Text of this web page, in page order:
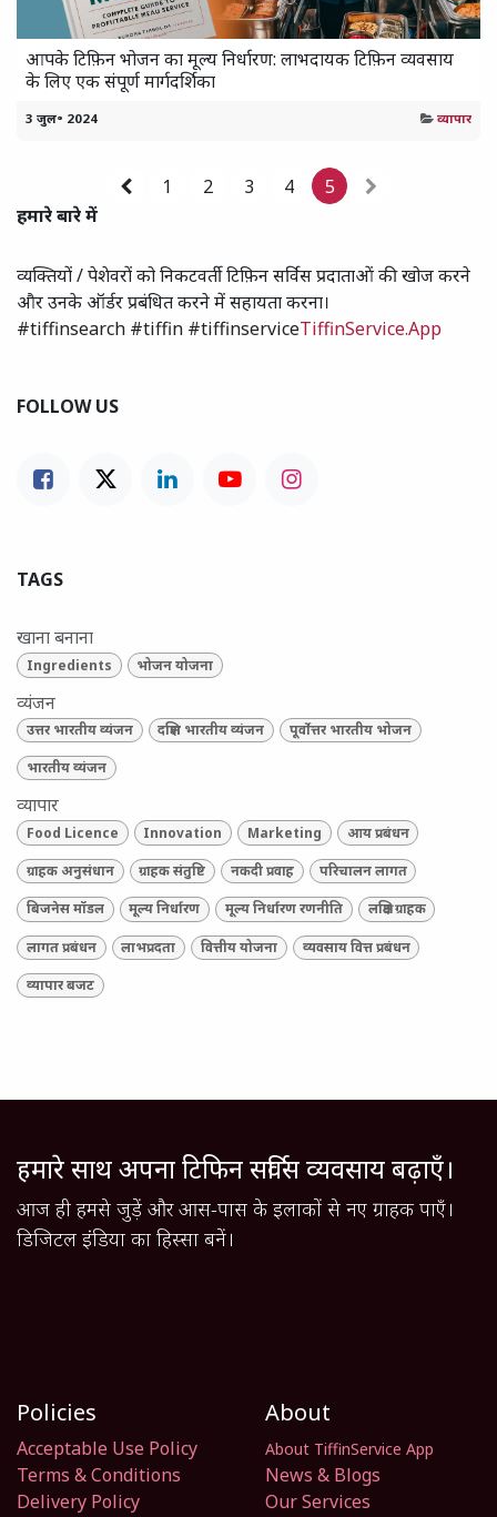
आपके टिफ़िन भोजन का मूल्य निर्धारण: लाभदायक टिफ़िन व्यवसाय
के लिए एक संपूर्ण मार्गदर्शिका
3 जुल॰ 2024 व्यापार
1 2 3 4
5
हमारे बारे में
व्यक्तियों / पेशेवरों को निकटवर्ती टिफ़िन सर्विस प्रदाताओं की खोज करने
और उनके ऑर्डर प्रबंधित करने में सहायता करना।
#tiffinsearch #tiffin #tiffinserviceTiffinService.App
FOLLOW US
TAGS
खाना बनाना
Ingredients भोजन योजना
व्यंजन
उत्तर भारतीय व्यंजन दक्षिण भारतीय व्यंजन पूर्वोत्तर भारतीय भोजन
भारतीय व्यंजन
व्यापार
Food Licence Innovation Marketing आय प्रबंधन
ग्राहक अनुसंधान ग्राहक संतुष्टि नकदी प्रवाह परिचालन लागत
बिजनेस मॉडल मूल्य निर्धारण मूल्य निर्धारण रणनीति लक्षित ग्राहक
लागत प्रबंधन लाभप्रदता वित्तीय योजना व्यवसाय वित्त प्रबंधन
व्यापार बजट
हमारे साथ अपना टिफिन सर्विस व्यवसाय बढ़ाएँ।
आज ही हमसे जुड़ें और आस-पास के इलाकों से नए ग्राहक पाएँ।
डिजिटल इंडिया का हिस्सा बनें।
Policies
Acceptable Use Policy
Terms & Conditions
Delivery Policy
About
About TiffinService App
News & Blogs
Our Services